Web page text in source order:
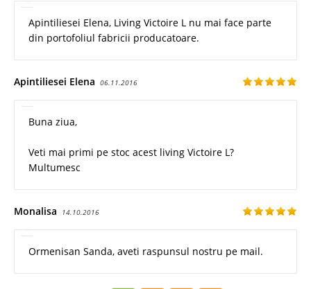
Apintiliesei Elena, Living Victoire L nu mai face parte
din portofoliul fabricii producatoare.
Apintiliesei Elena 06.11.2016
Buna ziua,
Veti mai primi pe stoc acest living Victoire L?
Multumesc
Monalisa 14.10.2016
Ormenisan Sanda, aveti raspunsul nostru pe mail.